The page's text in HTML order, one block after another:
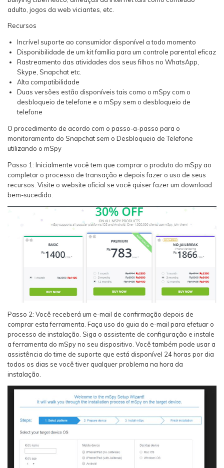
adulto, jogos da web viciantes, etc.
Recursos
Incrível suporte ao consumidor disponível a todo momento
Disponibilidade de um kit família para um controle parental eficaz
Rastreamento das atividades dos seus filhos no WhatsApp,
Skype, Snapchat etc.
Alta compatibilidade
Duas versões estão disponíveis tais como o mSpy com o
desbloqueio de telefone e o mSpy sem o desbloqueio de
telefone
O procedimento de acordo com o passo-a-passo para o
monitoramento do Snapchat sem o Desbloqueio de Telefone
utilizando o mSpy
Passo 1: Inicialmente você tem que comprar o produto do mSpy ao
completar o processo de transação e depois fazer o uso de seus
recursos. Visite o website oficial se você quiser fazer um download
bem-sucedido.
Passo 2: Você receberá um e-mail de confirmação depois de
comprar esta ferramenta. Faça uso do guia do e-mail para efetuar o
processo de instalação. Siga o assistente de configuração e instale
a ferramenta do mSpy no seu dispositivo. Você também pode usar a
assistência do time de suporte que está disponível 24 horas por dia
todos os dias se você tiver qualquer problema na hora da
instalação.